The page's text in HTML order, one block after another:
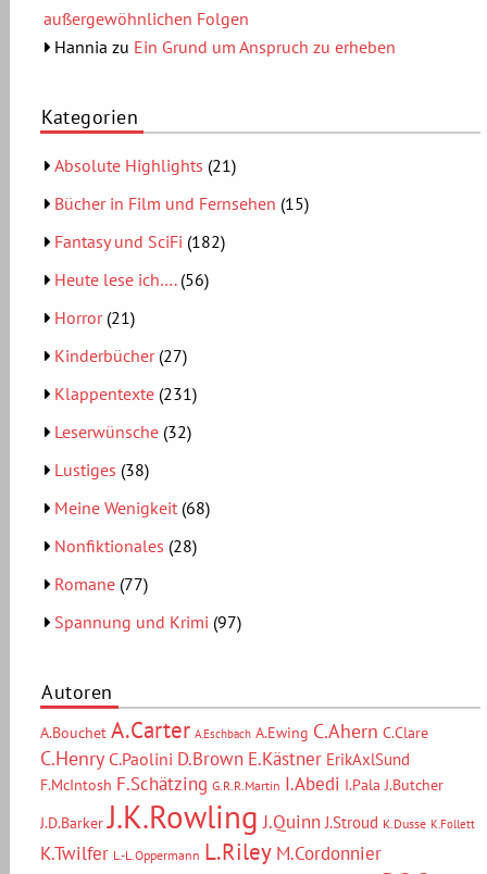
außergewöhnlichen Folgen
Hannia zu Ein Grund um Anspruch zu erheben
Kategorien
Absolute Highlights (21)
Bücher in Film und Fernsehen (15)
Fantasy und SciFi (182)
Heute lese ich….(56)
Horror(21)
Kinderbücher(27)
Klappentexte (231)
Leserwünsche (32)
Lustiges (38)
Meine Wenigkeit (68)
Nonfiktionales (28)
Romane (77)
Spannung und Krimi (97)
Autoren
A.Bouchet A.Carter A.Eschbach A.Ewing C.Ahern C.Clare
C.Henry C.Paolini D.Brown E.Kästner ErikAxlSund
F.McIntosh F.Schätzing G.R.R.Martin I.Abedi I.Pala J.Butcher
J.D.Barker J.K.Rowling J.Quinn J.Stroud K.Dusse K.Follett
K.Twilfer L.-L.Oppermann L.Riley M.Cordonnier